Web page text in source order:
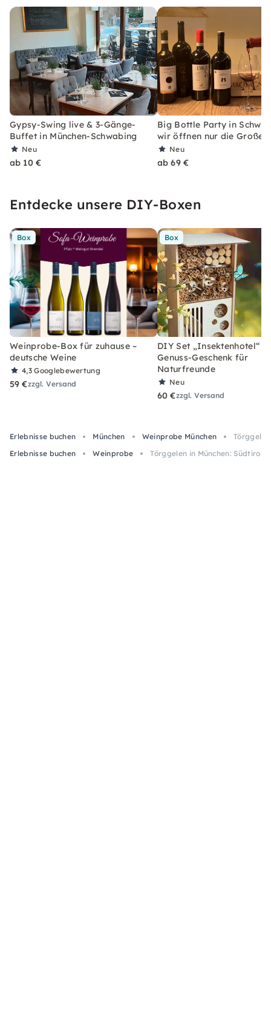
Gypsy-Swing live & 3-Gänge-
Buffet in München-Schwabing
Neu
ab 10 €
Big Bottle Party in
wir öffnen nur die Großen
Neu
ab 69 €
Entdecke unsere DIY-Boxen
Box
Weinprobe-Box für zuhause –
deutsche Weine
4,3Googlebewertung
59 €zzgl. Versand
Box
DIY Set „Insektenhotel“ –
Genuss-Geschenk für
Naturfreunde
Neu
60 €zzgl. Versand
Erlebnisse buchen München Weinprobe München
Erlebnisse buchen
Weinprobe Törggelen in München: